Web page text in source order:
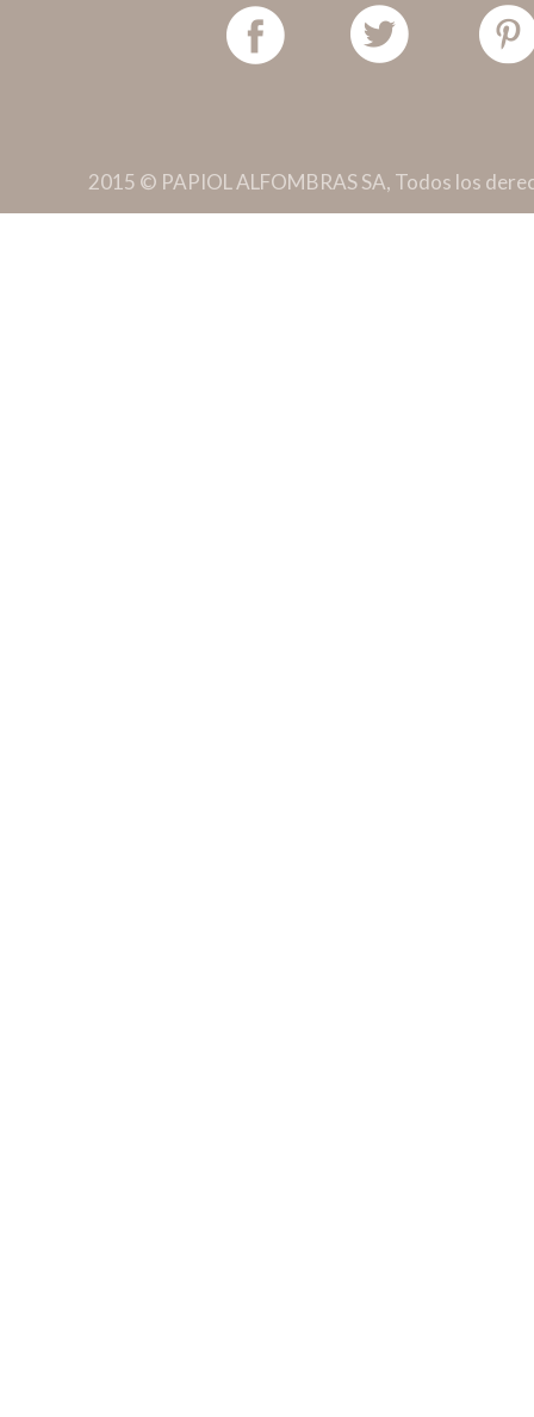
2015 © PAPIOL ALFOMBRAS SA, Todos los